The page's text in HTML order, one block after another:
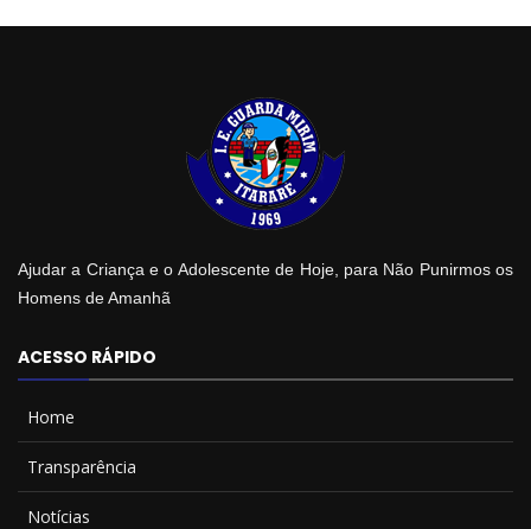
Ajudar a Criança e o Adolescente de Hoje, para Não Punirmos os
Homens de Amanhã
ACESSO RÁPIDO
Home
Transparência
Notícias